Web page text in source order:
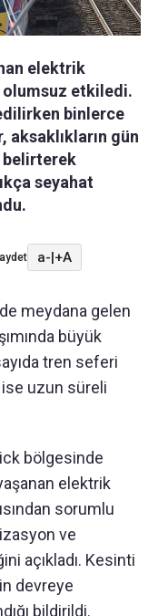
elektrik
olumsuz etkiledi.
binlerce
gün
belirterek
seyahat
a-|+A
meydana gelen
büyük
tren seferi
uzun süreli
bölgesinde
elektrik
sorumlu
ve
açıkladı. Kesinti
devreye
bildirildi.